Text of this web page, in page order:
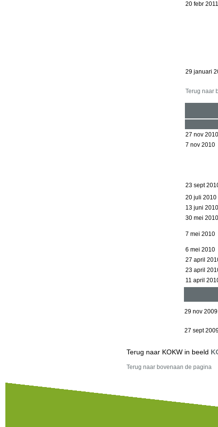
20 febr 2011
29 januari
Terug naar
27 nov 2010
7 nov 2010
23 sept
20 juli 2010
13 juni 2010
30 mei 2010
7 mei 2010
6 mei 2010
27 april
23 april
11 april
29 nov 2009
27 sept
Terug naar KOKW in beeld
Terug naar bovenaan de pagina